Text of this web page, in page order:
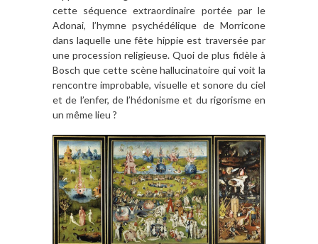
cette séquence extraordinaire portée par le
Adonai, l’hymne psychédélique de Morricone
dans laquelle une fête hippie est traversée par
une procession religieuse. Quoi de plus fidèle à
Bosch que cette scène hallucinatoire qui voit la
rencontre improbable, visuelle et sonore du ciel
et de l’enfer, de l’hédonisme et du rigorisme en
un même lieu ?